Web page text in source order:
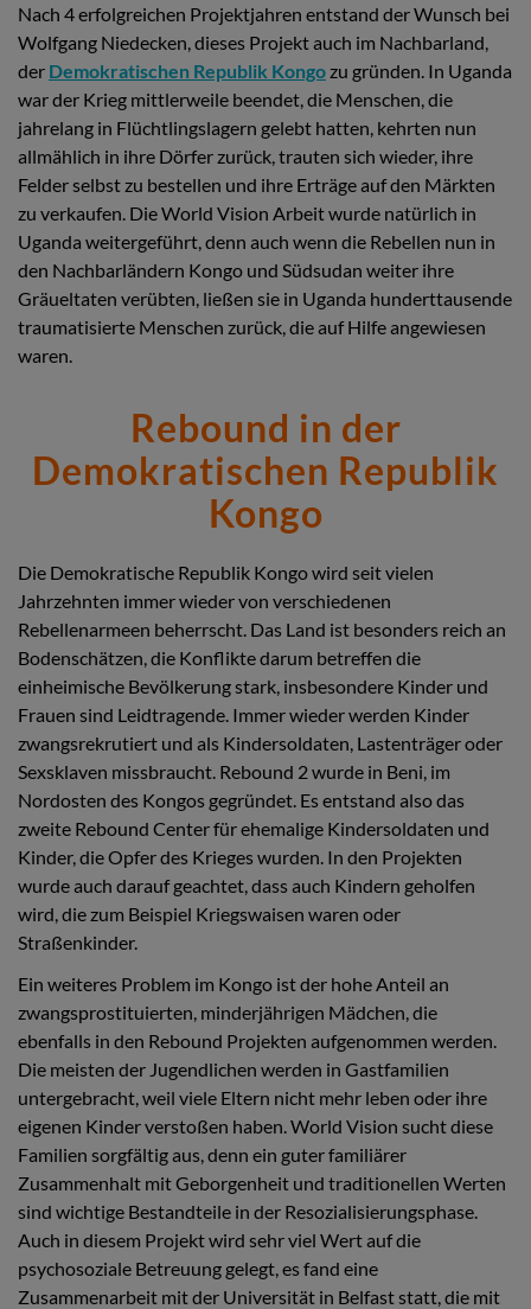
Nach 4 erfolgreichen Projektjahren entstand der Wunsch bei
Wolfgang Niedecken, dieses Projekt auch im Nachbarland,
der Demokratischen Republik Kongozu gründen. In Uganda
war der Krieg mittlerweile beendet, die Menschen, die
jahrelang in Flüchtlingslagern gelebt hatten, kehrten nun
allmählich in ihre Dörfer zurück, trauten sich wieder, ihre
Felder selbst zu bestellen und ihre Erträge auf den Märkten
zu verkaufen. Die World Vision Arbeit wurde natürlich in
Uganda weitergeführt, denn auch wenn die Rebellen nun in
den Nachbarländern Kongo und Südsudan weiter ihre
Gräueltaten verübten, ließen sie in Uganda hunderttausende
traumatisierte Menschen zurück, die auf Hilfe angewiesen
waren.
Rebound in der
Demokratischen Republik
Kongo
Die Demokratische Republik Kongo wird seit vielen
Jahrzehnten immer wieder von verschiedenen
Rebellenarmeen beherrscht. Das Land ist besonders reich an
Bodenschätzen, die Konflikte darum betreffen die
einheimische Bevölkerung stark, insbesondere Kinder und
Frauen sind Leidtragende. Immer wieder werden Kinder
zwangsrekrutiert und als Kindersoldaten, Lastenträger oder
Sexsklaven missbraucht. Rebound 2 wurde in Beni, im
Nordosten des Kongos gegründet. Es entstand also das
zweite Rebound Center für ehemalige Kindersoldaten und
Kinder, die Opfer des Krieges wurden. In den Projekten
wurde auch darauf geachtet, dass auch Kindern geholfen
wird, die zum Beispiel Kriegswaisen waren oder
Straßenkinder.
Ein weiteres Problem im Kongo ist der hohe Anteil an
zwangsprostituierten, minderjährigen Mädchen, die
ebenfalls in den Rebound Projekten aufgenommen werden.
Die meisten der Jugendlichen werden in Gastfamilien
untergebracht, weil viele Eltern nicht mehr leben oder ihre
eigenen Kinder verstoßen haben. World Vision sucht diese
Familien sorgfältig aus, denn ein guter familiärer
Zusammenhalt mit Geborgenheit und traditionellen Werten
sind wichtige Bestandteile in der Resozialisierungsphase.
Auch in diesem Projekt wird sehr viel Wert auf die
psychosoziale Betreuung gelegt, es fand eine
Zusammenarbeit mit der Universität in Belfast statt, die mit